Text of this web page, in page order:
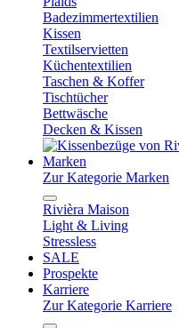
Badezimmertextilien
Kissen
Textilservietten
Küchentextilien
Taschen & Koffer
Tischtücher
Bettwäsche
Decken & Kissen
Marken
Zur Kategorie Marken
Rivièra Maison
Light & Living
Stressless
SALE
Prospekte
Karriere
Zur Kategorie Karriere